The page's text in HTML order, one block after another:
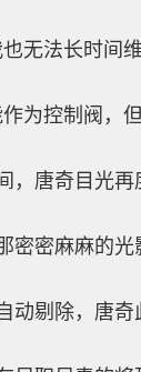
无法长时间
作为控制阀，
，唐奇目光再
密密麻麻的光
动剔除，唐奇